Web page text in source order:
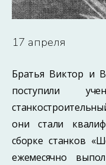
17 апреля
Братья Виктор и
поступили
они стали
сборке станков
ежемесячно